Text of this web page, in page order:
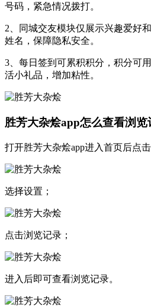
号码，紧急情况拨打。
2、同城交友模块仅展示兴趣爱好
姓名，保障隐私安全。
3、每日签到可累积积分，积分可
活小礼品，增加粘性。
胜芳大杂烩app怎么查看浏览
打开胜芳大杂烩app进入首页后点击
选择设置；
点击浏览记录；
进入后即可查看浏览记录。